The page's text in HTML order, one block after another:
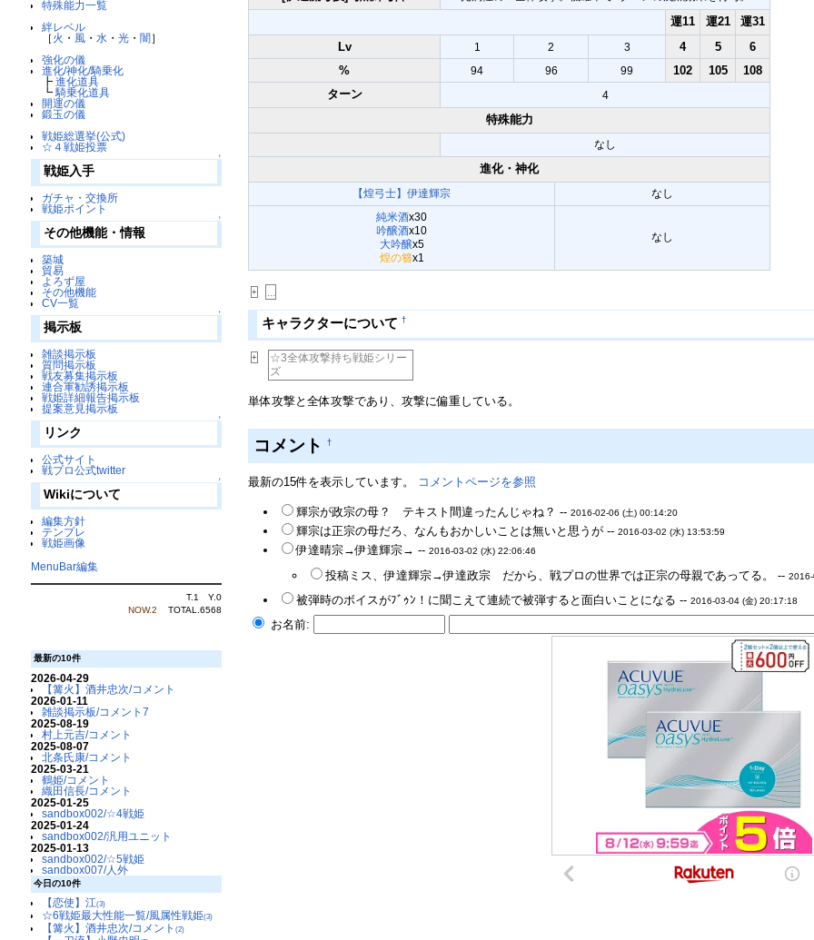
特殊能力一覧
絆レベル
［ 火 ・ 風・ 水 ・ 光・ 闇］
強化の儀
進化/神化/騎乗化
┣ 進化道具
┗ 騎乗化道具
開運の儀
鍛玉の儀
戦姫総選挙(公式)
☆４戦姫投票
↑
戦姫入手
ガチャ・交換所
戦姫ポイント
↑
その他機能・情報
築城
貿易
よろず屋
その他機能
CV一覧
↑
掲示板
雑談掲示板
質問掲示板
戦友募集掲示板
連合軍勧誘掲示板
戦姫詳細報告掲示板
提案意見掲示板
↑
リンク
公式サイト
戦プロ公式twitter
↑
Wikiについて
編集方針
テンプレ
戦姫画像
MenuBar編集
T.1 Y.0
NOW.2
TOTAL.6568
最新の10件
2026-04-29
【篝火】酒井忠次/コメント
2026-01-11
雑談掲示板/コメント7
2025-08-19
村上元吉/コメント
2025-08-07
北条氏康/コメント
2025-03-21
鶴姫/コメント
織田信長/コメント
2025-01-25
sandbox002/☆4戦姫
2025-01-24
sandbox002/汎用ユニット
2025-01-13
sandbox002/☆5戦姫
sandbox007/人外
今日の10件
【恋使】江(3)
☆6戦姫最大性能一覧/風属性戦姫(3)
【篝火】酒井忠次/コメント (2)
運11 運21
運31
Lv
1 2 3 4 5
6
%
94 96 99 102 105
108
ターン
4
特殊能力
なし
進化・神化
【煌弓士】伊達輝宗
なし
純米酒x30
吟醸酒x10
大吟醸x5
煌の簪x1
なし
+
キャラクターについて †
+
☆3全体攻撃持ち戦姫シリー
ズ
単体攻撃と全体攻撃であり、攻撃に偏重している。
コメント†
最新の15件を表示しています。 コメントページを参照
輝宗が政宗の母？ テキスト間違ったんじゃね？ --2016-02-06 (土) 00:14:20
輝宗は正宗の母だろ、なんもおかしいことは無いと思うが --2016-03-02 (水) 13:53:59
伊達晴宗→伊達輝宗→ --2016-03-02 (水) 22:06:46
投稿ミス、伊達輝宗→伊達政宗 だから、戦プロの世界では正宗の母親であってる。 --
被弾時のボイスがﾌﾞｩﾝ！に聞こえて連続で被弾すると面白いことになる --2016-03-04 (金) 20:17:18
お名前: